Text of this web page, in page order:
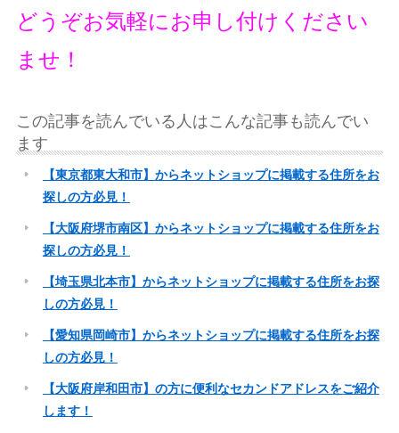
どうぞお気軽にお申し付けください
ませ！
この記事を読んでいる人はこんな記事も読んでい
ます
【東京都東大和市】からネットショップに掲載する住所をお
探しの方必見！
【大阪府堺市南区】からネットショップに掲載する住所をお
探しの方必見！
【埼玉県北本市】からネットショップに掲載する住所をお探
しの方必見！
【愛知県岡崎市】からネットショップに掲載する住所をお探
しの方必見！
【大阪府岸和田市】の方に便利なセカンドアドレスをご紹介
します！